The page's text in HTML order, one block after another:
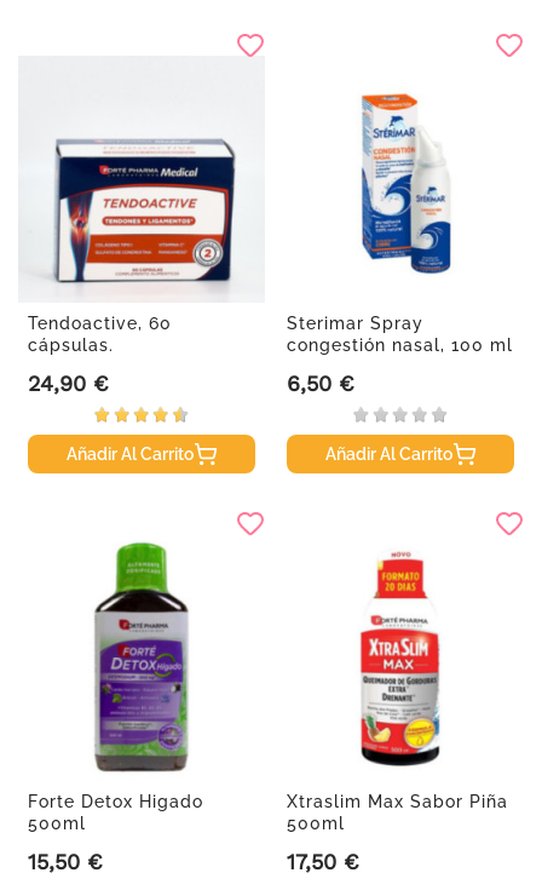
Tendoactive, 60
cápsulas.
Precio
24,90 €
Añadir Al Carrito
Sterimar Spray
congestión nasal, 100 ml
Precio
6,50 €
Añadir Al Carrito
Forte Detox Higado
500ml
Precio
15,50 €
Xtraslim Max Sabor Piña
500ml
Precio
17,50 €